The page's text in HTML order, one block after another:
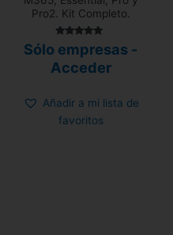
Pro2. Kit Completo.
con
de 5
Sólo empresas -
Acceder
Añadir a mi lista de
favoritos